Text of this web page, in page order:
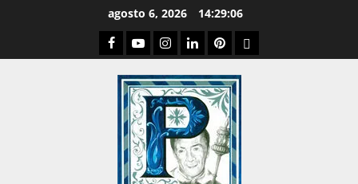
agosto 6, 2026 14:29:07
Facebook
YoutubeInstagram
LinkedPinterestDribbble